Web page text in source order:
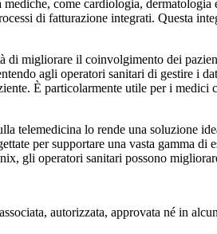
come cardiologia,
di fatturazione integrati. Questa
migliorare il coinvolgimento dei
agli operatori sanitari di gestire i
È particolarmente utile per i
telemedicina lo rende una soluzione
per supportare una vasta gamma
gli operatori sanitari possono
autorizzata, approvata né in